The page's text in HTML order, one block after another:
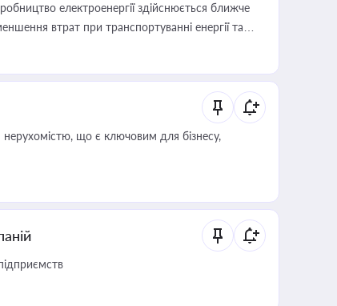
електроенергії здійснюється ближче
втрат при транспортуванні енергії та
нерухомістю, що є ключовим для бізнесу,